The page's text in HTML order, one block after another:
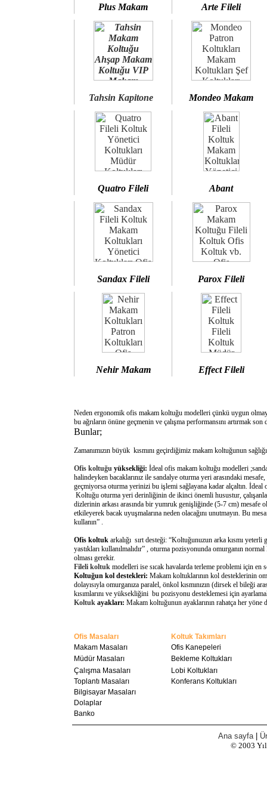
Plus Makam Arte Fileli
Tahsin Kapitone Mondeo Makam
Quatro Fileli Abant
Sandax Fileli Parox Fileli
Nehir Makam Effect Fileli
Neden ergonomik ofis makam koltuğu modelleri çünkü uygun
bu ağrıların önüne geçmenin ve çalışma performansını artırmak
Bunlar;
Zamanımızın büyük kısmını geçirdiğimiz makam koltuğunun
Ofis koltuğu yüksekliği: İdeal ofis makam koltuğu modelleri
halindeyken bacaklarınız ile sandalye oturma yeri arasındaki
geçmiyorsa oturma yerinizi bu işlemi sağlayana kadar alçaltın.
Koltuğu oturma yeri derinliğinin de ikinci önemli husustur,
dizlerinin arkası arasında bir yumruk genişliğinde (5-7 cm) mesafe
etkileyerek bacak uyuşmalarına neden olacağını unutmayın. Bu
kullanın” .
Ofis koltuk arkalığı sırt desteği: “Koltuğunuzun arka kısmı
yastıkları kullanılmalıdır” , oturma pozisyonunda omurganın
olması gerekir.
Fileli koltuk modelleri ise sıcak havalarda terleme problemi için
Koltuğun kol destekleri: Makam koltuklarının kol desteklerinin
dolayısıyla omurganıza paralel, önkol kısmınızın (dirsek el bileği
kısımlarını ve yüksekliğini bu pozisyonu desteklemesi için
Koltuk ayakları: Makam koltuğunun ayaklarının rahatça her
Ofis Masaları
Koltuk Takımları
Makam Masaları
Ofis Kanepeleri
Müdür Masaları
Bekleme Koltukları
Çalışma Masaları
Lobi Koltukları
Toplantı Masaları
Konferans Koltukları
Bilgisayar Masaları
Dolaplar
Banko
Ana sayfa
© 2003